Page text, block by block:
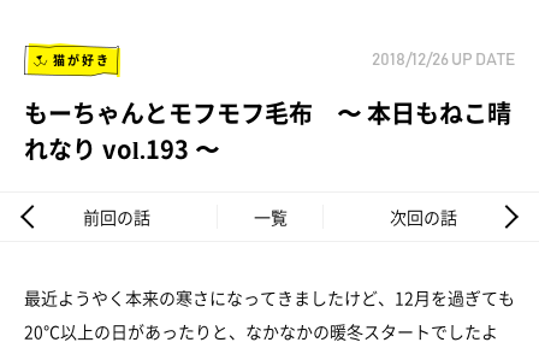
猫が好き 2018/12/26 UP DATE
もーちゃんとモフモフ毛布 〜 本日もねこ晴
れなり vol.193 〜
前回の話 一覧 次回の話
最近ようやく本来の寒さになってきましたけど、12月を過ぎても
20℃以上の日があったりと、なかなかの暖冬スタートでしたよ